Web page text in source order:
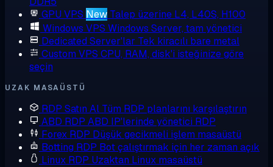
GPU VPS New Talep üzerine L4, L40S, H100
Windows VPS Windows Server, tam yönetici
Dedicated Server'lar Tek kiracılı bare metal
Custom VPS CPU, RAM, disk'i isteğinize göre
seçin
UZAK MASAÜSTÜ
RDP Satın Al Tüm RDP planlarını karşılaştırın
ABD RDP ABD IP'lerinde yönetici RDP
Forex RDP Düşük gecikmeli işlem masaüstü
Botting RDP Bot çalıştırmak için her zaman açık
Linux RDP Uzaktan Linux masaüstü